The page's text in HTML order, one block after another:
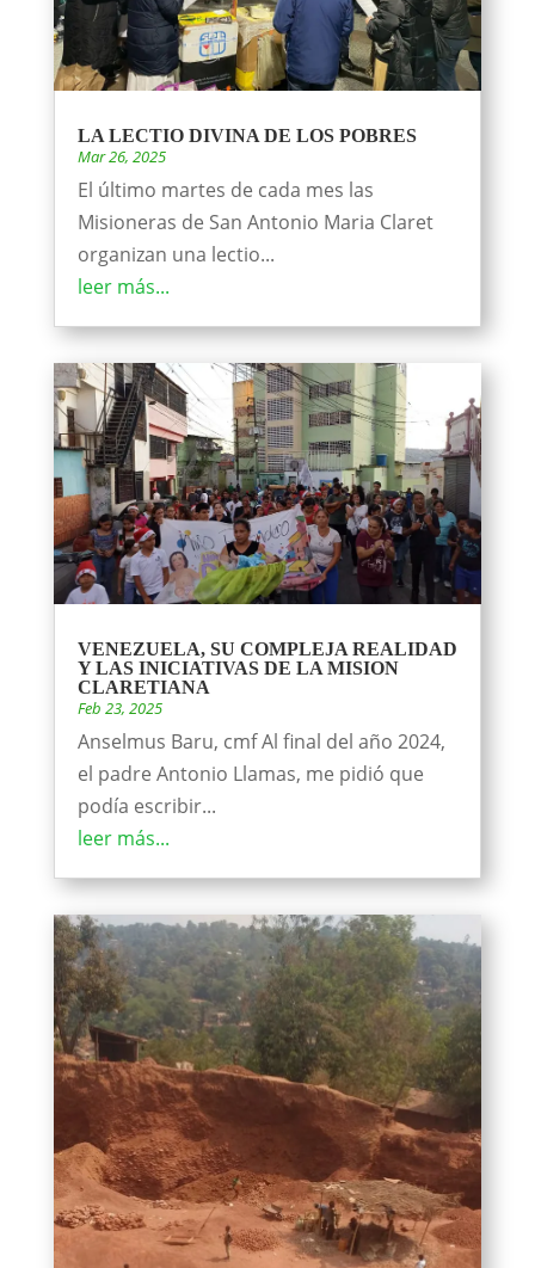
LA LECTIO DIVINA DE LOS POBRES
Mar 26, 2025
El último martes de cada mes las
Misioneras de San Antonio Maria Claret
organizan una lectio...
leer más...
VENEZUELA, SU COMPLEJA REALIDAD
Y LAS INICIATIVAS DE LA MISION
CLARETIANA
Feb 23, 2025
Anselmus Baru, cmf Al final del año 2024,
el padre Antonio Llamas, me pidió que
podía escribir...
leer más...